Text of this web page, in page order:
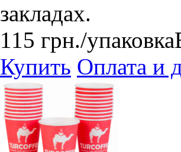
закладах.
115 грн./упаковка
Купить Оплата и